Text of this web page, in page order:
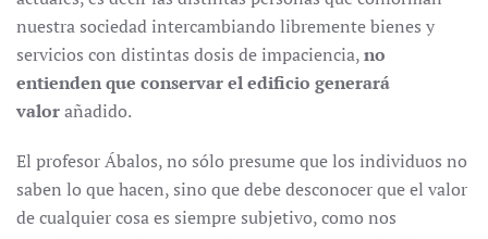
nuestra sociedad intercambiando libremente bienes y
servicios con distintas dosis de impaciencia,no
entienden que conservar el edificio generará
valorañadido.
El profesor Ábalos, no sólo presume que los individuos no
saben lo que hacen, sino que debe desconocer que el valor
de cualquier cosa es siempre subjetivo, como nos